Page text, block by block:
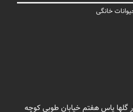
خانگی
گلها یاس هفتم خیابان طوبی کوچه